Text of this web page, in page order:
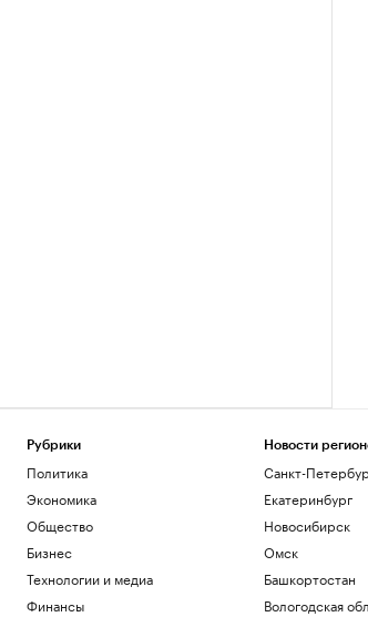
Рубрики
Политика
Экономика
Общество
Бизнес
Технологии и медиа
Финансы
Новости
Санкт-
Екатеринбург
Новосибирск
Омск
Башкортостан
Вологодская